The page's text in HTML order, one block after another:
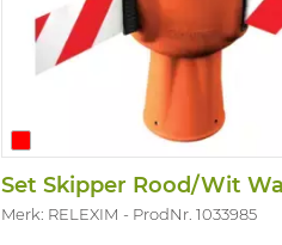
Merk: RELEXIM ProdNr. 1033985